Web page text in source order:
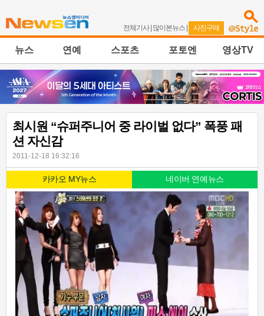
전체기사| 많이본뉴스 | 사진구매
뉴스 연예 스포츠 포토엔 영상TV
최시원 “슈퍼주니어 중 라이벌 없다” 폭풍 패
션 자신감
2011-12-18 16:32:16
카카오 MY뉴스 네이버 연예뉴스